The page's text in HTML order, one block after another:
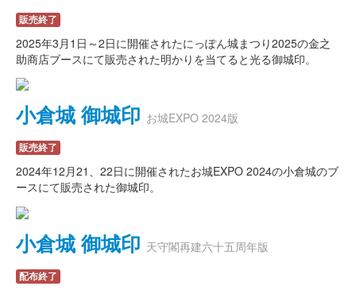
販売終了
2025年3月1日～2日に開催されたにっぽん城まつり2025の金之
助商店ブースにて販売された明かりを当てると光る御城印。
小倉城 御城印 お城EXPO 2024版
販売終了
2024年12月21、22日に開催されたお城EXPO 2024の小倉城のブ
ースにて販売された御城印。
小倉城 御城印 天守閣再建六十五周年版
配布終了